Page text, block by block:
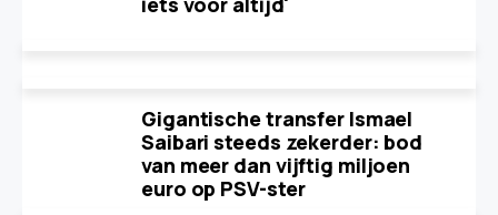
Gigantische transfer Ismael
Saibari steeds zekerder: bod
van meer dan vijftig miljoen
euro op PSV-ster